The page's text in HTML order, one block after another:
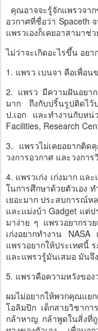
คุณอาจจะรู้จักแพรวจา
อวกาศที่ชื่อว่า Spaceth
แพรวเองก็เคยอาสามาช่
ไม่ว่าจะเกิดอะไรขึ้น อย
1. แพรว เบนจา คือเพื่อน
2. แพรว มีความฝันอยา
มาก ถึงกับปริ้นรูปติดไว้
ป.เอก และทำงานกับห
Facilities, Research
3. แพรวไม่เคยอยากติ
วงการอวกาศ และวงกา
4. แพรวเก่ง เก่งมาก แล
ในการศึกษาด้วยตัวเอง
เยอะมาก ประสบการณ์ห
และแม่งบ้า Gadget แต่
มาง่าย ๆ แพรวอยากรว
เก่งอยากทำงาน NASA
แพรวอยากให้ประเทศนี้
และแพรวรู้มันเสมอ มัน
5. แพรวคือความหวังขอ
ผมไม่อยากให้พวกคุณแ
โอลิมปิก เด็กสายวิชากา
กล้าหาญ กล้าพูดในสิ่งที่